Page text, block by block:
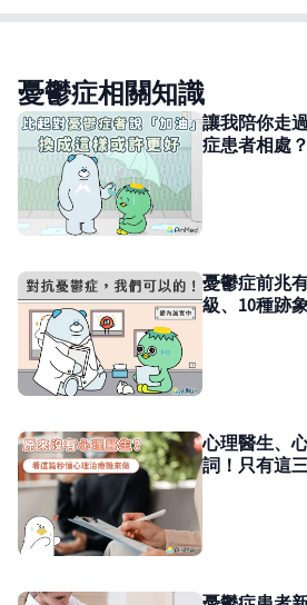
憂鬱症相關知識
讓我陪你走
症患者相處
憂鬱症前兆
級、10種
心理醫生、
詞！只有這